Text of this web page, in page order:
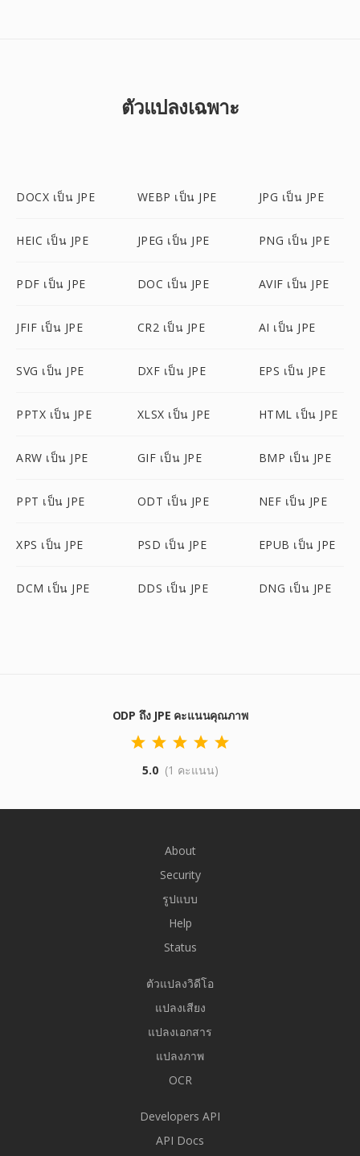
ตัวแปลงเฉพาะ
DOCX เป็น JPE WEBP เป็น JPE JPG เป็น JPE
HEIC เป็น JPE JPEG เป็น JPE PNG เป็น JPE
PDF เป็น JPE DOC เป็น JPE AVIF เป็น JPE
JFIF เป็น JPE CR2 เป็น JPE AI เป็น JPE
SVG เป็น JPE DXF เป็น JPE EPS เป็น JPE
PPTX เป็น JPE XLSX เป็น JPE HTML เป็น JPE
ARW เป็น JPE GIF เป็น JPE BMP เป็น JPE
PPT เป็น JPE ODT เป็น JPE NEF เป็น JPE
XPS เป็น JPE PSD เป็น JPE EPUB เป็น JPE
DCM เป็น JPE DDS เป็น JPE DNG เป็น JPE
ODP ถึง JPE คะแนนคุณภาพ
5.0 (1 คะแนน)
About
Security
รูปแบบ
Help
Status
ตัวแปลงวิดีโอ
แปลงเสียง
แปลงเอกสาร
แปลงภาพ
OCR
Developers API
API Docs